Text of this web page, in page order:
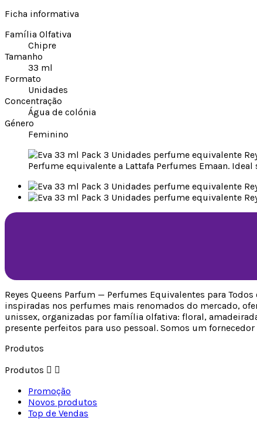
Ficha informativa
Família Olfativa
Chipre
Tamanho
33 ml
Formato
Unidades
Concentração
Água de colónia
Género
Feminino
Perfume equivalente a Lattafa Perfumes Emaan.
Reyes Queens Parfum — Perfumes Equivalentes para
inspiradas nos perfumes mais renomados do mercado,
unissex, organizadas por família olfativa: floral,
presente perfeitos para uso pessoal. Somos um
Produtos
Produtos  
Promoção
Novos produtos
Top de Vendas